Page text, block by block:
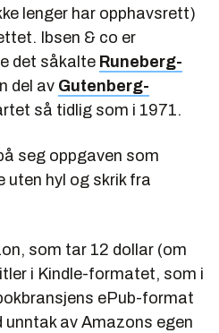
lenger har opphavsrett)
Ibsen & co er
det såkalte Runeberg-
del av Gutenberg-
så tidlig som i 1971.
seg oppgaven som
uten hyl og skrik fra
som tar 12 dollar (om
i Kindle-formatet, som i
ePub-format
unntak av Amazons egen